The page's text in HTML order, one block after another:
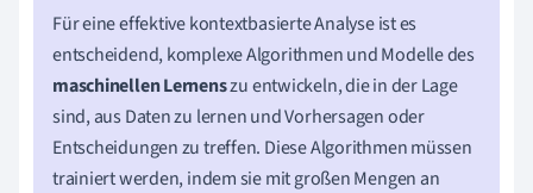
Für eine effektive kontextbasierte Analyse ist es
entscheidend, komplexe Algorithmen und Modelle des
maschinellen Lernenszu entwickeln, die in der Lage
sind, aus Daten zu lernen und Vorhersagen oder
Entscheidungen zu treffen. Diese Algorithmen müssen
trainiert werden, indem sie mit großen Mengen an